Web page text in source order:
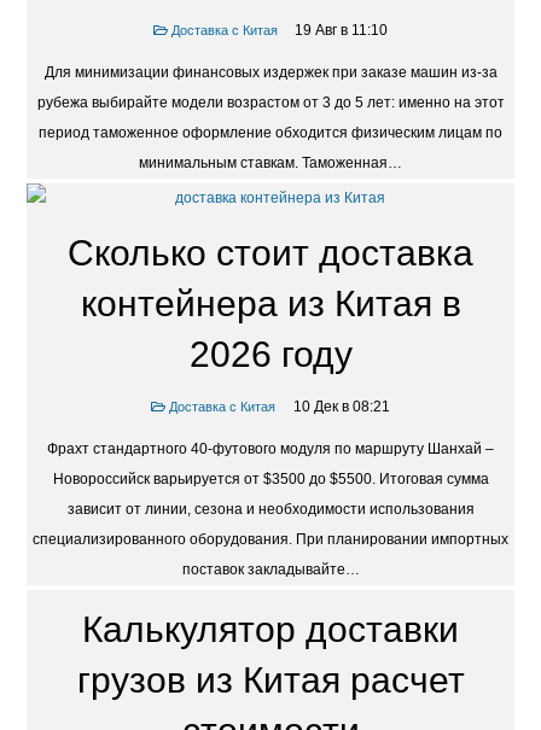
Доставка с Китая 19 Авг в 11:10
Для минимизации финансовых издержек при заказе машин из-за
рубежа выбирайте модели возрастом от 3 до 5 лет: именно на этот
период таможенное оформление обходится физическим лицам по
минимальным ставкам. Таможенная…
Сколько стоит доставка
контейнера из Китая в
2026 году
Доставка с Китая 10 Дек в 08:21
Фрахт стандартного 40-футового модуля по маршруту Шанхай –
Новороссийск варьируется от $3500 до $5500. Итоговая сумма
зависит от линии, сезона и необходимости использования
специализированного оборудования. При планировании импортных
поставок закладывайте…
Калькулятор доставки
грузов из Китая расчет